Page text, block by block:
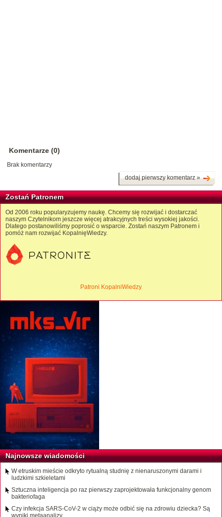
Komentarze (0)
Brak komentarzy
dodaj pierwszy komentarz »
Zostań Patronem
Od 2006 roku popularyzujemy naukę. Chcemy się rozwijać i dostarczać
naszym Czytelnikom jeszcze więcej atrakcyjnych treści wysokiej jakości.
Dlatego postanowiliśmy poprosić o wsparcie. Zostań naszym Patronem i
pomóż nam rozwijać KopalnięWiedzy.
Patroni KopalniWiedzy
Najnowsze wiadomości
W etruskim mieście odkryto rytualną studnię z nienaruszonymi darami i
ludzkimi szkieletami
Sztuczna inteligencja po raz pierwszy zaprojektowała funkcjonalny genom
bakteriofaga
Czy infekcja SARS-CoV-2 w ciąży może odbić się na zdrowiu dziecka? Są